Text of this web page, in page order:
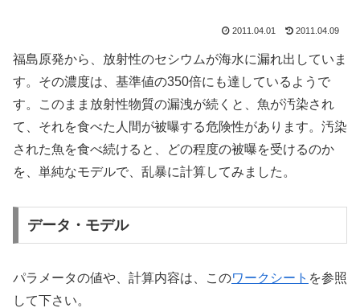
2011.04.01 2011.04.09
福島原発から、放射性のセシウムが海水に漏れ出していま
す。その濃度は、基準値の350倍にも達しているようで
す。このまま放射性物質の漏洩が続くと、魚が汚染され
て、それを食べた人間が被曝する危険性があります。汚染
された魚を食べ続けると、どの程度の被曝を受けるのか
を、単純なモデルで、乱暴に計算してみました。
データ・モデル
パラメータの値や、計算内容は、このワークシート を参照
して下さい。